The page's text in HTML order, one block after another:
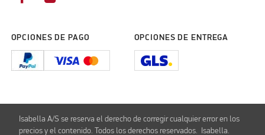
OPCIONES DE PAGO OPCIONES DE ENTREGA
Isabella A/S se reserva el derecho de corregir cualquier error en los
precios y el contenido. Todos los derechos reservados. Isabella.